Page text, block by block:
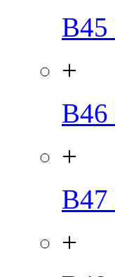
B45
+
B46
+
B47
+